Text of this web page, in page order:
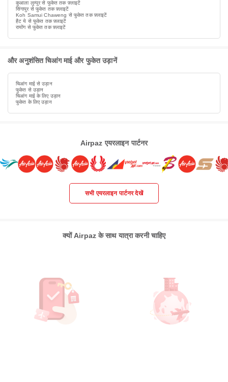
कुआला लुम्पुर से फुकेत तक फ़्लाइटें
सिंगापुर से फुकेत तक फ़्लाइटें
Koh Samui Chaweng से फुकेत तक फ़्लाइटें
हैट ये से फुकेत तक फ़्लाइटें
रायोंग से फुकेत तक फ़्लाइटें
और अनुशंसित चिआंग माई और फुकेत उड़ानें
चिआंग माई से उड़ान
फुकेत से उड़ान
चिआंग माई के लिए उड़ान
फुकेत के लिए उड़ान
Airpaz एयरलाइन पार्टनर
सभी एयरलाइन पार्टनर देखें
क्यों Airpaz के साथ यात्रा करनी चाहिए